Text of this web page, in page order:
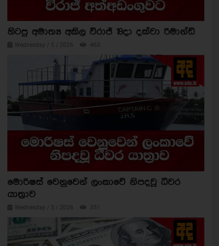
හිටපු අමාත්‍ය අකිල විරාජ් 18දා දක්වා රිමාන්ඩ්
Wednesday / 5 / 2026 463
මොරිෂස් වෙනුවෙන් ලංකාවේ නිපදවූ ධීවර
යාත්‍රාව
Wednesday / 5 / 2026 351